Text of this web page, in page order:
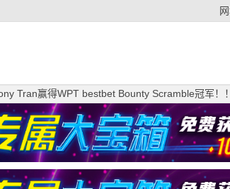
Tran赢得WPT bestbet Bounty Scramble冠军！